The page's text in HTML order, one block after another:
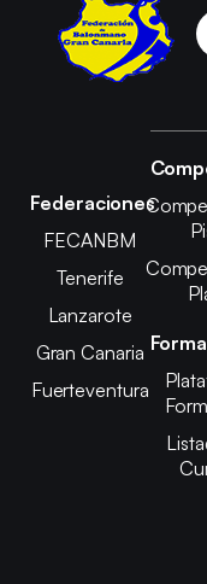
Federaciones
FECANBM
Tenerife
Lanzarote
Gran Canaria
Fuerteventura